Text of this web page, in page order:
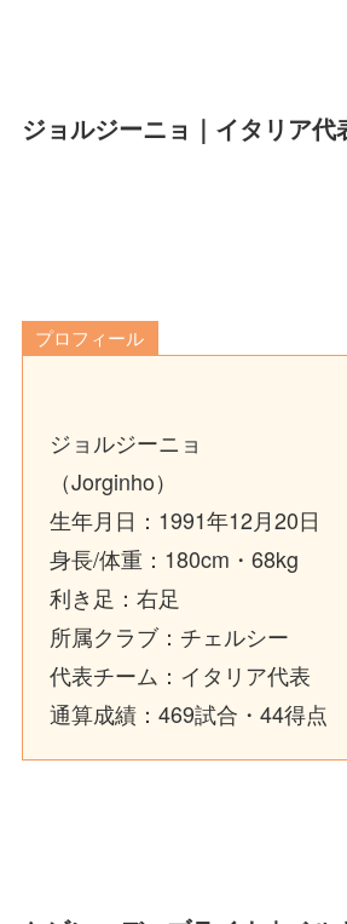
ジョルジーニョ｜イタリア代
プロフィール
ジョルジーニョ
（Jorginho）
生年月日：1991年12月20日
身長/体重：180cm・68kg
利き足：右足
所属クラブ：チェルシー
代表チーム：イタリア代表
通算成績：469試合・44得点